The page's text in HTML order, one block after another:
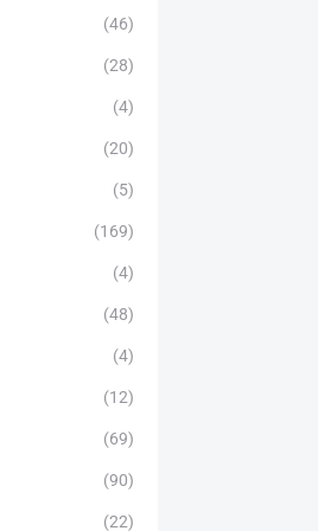
(46)
(28)
(4)
(20)
(5)
(169)
(4)
(48)
(4)
(12)
(69)
(90)
(22)